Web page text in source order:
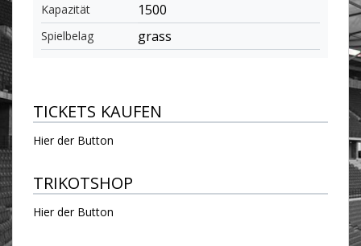
Kapazität 1500
Spielbelag grass
TICKETS KAUFEN
Hier der Button
TRIKOTSHOP
Hier der Button